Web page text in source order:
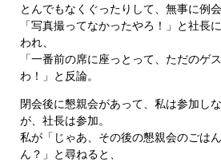
とんでもなくぐったりして、無事に例
「写真撮ってなかったやろ！」と社長
われ、
「一番前の席に座っとって、ただのゲ
わ！」と反論。
閉会後に懇親会があって、私は参加し
が、社長は参加。
私が「じゃあ、その後の懇親会のごは
ん？」と尋ねると、